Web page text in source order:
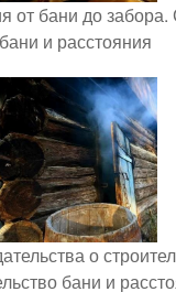
от бани до забора.
бани и расстояния
о
бани и